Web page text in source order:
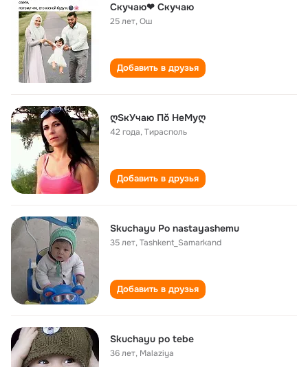
Скучаю❤ Скучаю
25 лет,Ош
Добавить в друзья
ღSкУчaю Пŏ НеMуღ
42 года,Тирасполь
Добавить в друзья
Skuchayu Po nastayashemu
35 лет,Tashkent_Samarkand
Добавить в друзья
Skuchayu po tebe
36 лет, Malaziya